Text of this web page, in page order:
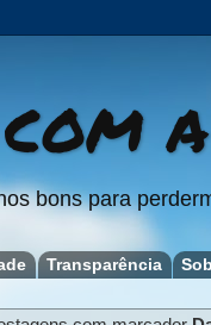
bons para
Transparência